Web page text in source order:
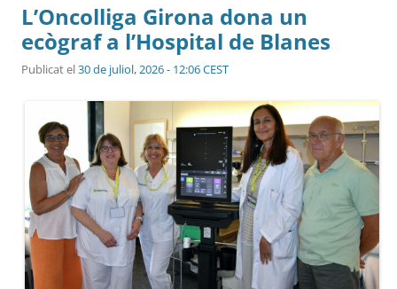
L’Oncolliga Girona dona un
ecògraf a l’Hospital de Blanes
Publicat el30 de juliol, 2026 - 12:06 CEST